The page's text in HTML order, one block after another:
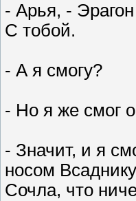
- Арья, -
С тобой.
- А я смогу?
- Но я же смог
- Значит, и я
носом
Сочла, что